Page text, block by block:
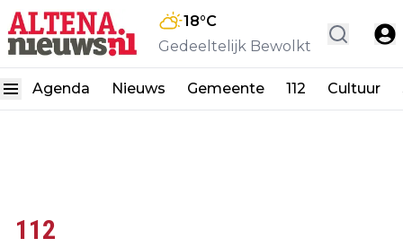
18°C
Gedeeltelijk Bewolkt
Agenda Nieuws Gemeente 112 Cultuur
112